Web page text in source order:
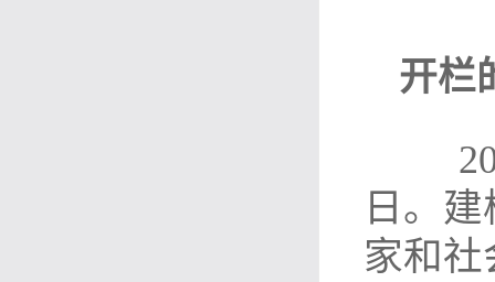
开栏
日。
家和社